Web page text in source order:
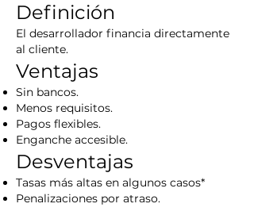
Definición
El desarrollador financia directamente
al cliente.
Ventajas
Sin bancos.
Menos requisitos.
Pagos flexibles.
Enganche accesible.
Desventajas
Tasas más altas en algunos casos*
Penalizaciones por atraso.